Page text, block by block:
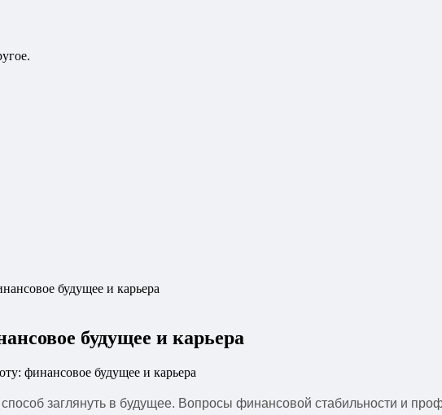
будущее и карьера
будущее и карьера
заглянуть в будущее. Вопросы финансовой стабильности и